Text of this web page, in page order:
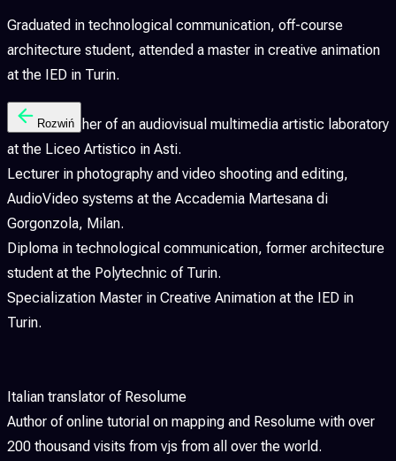
Graduated in technological communication, off-course
architecture student, attended a master in creative animation
at the IED in Turin.
Former teacher of an audiovisual multimedia artistic laboratory
at the Liceo Artistico in Asti.
Lecturer in photography and video shooting and editing,
AudioVideo systems at the Accademia Martesana di
Gorgonzola, Milan.
Diploma in technological communication, former architecture
student at the Polytechnic of Turin.
Specialization Master in Creative Animation at the IED in
Turin.
Italian translator of Resolume
Author of online tutorial on mapping and Resolume with over
200 thousand visits from vjs from all over the world.
Rozwiń